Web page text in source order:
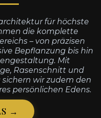
für höchste
die komplette
– von präzisen
Bepflanzung bis hin
Mit
Rasenschnitt und
wir zudem den
persönlichen Edens.
→